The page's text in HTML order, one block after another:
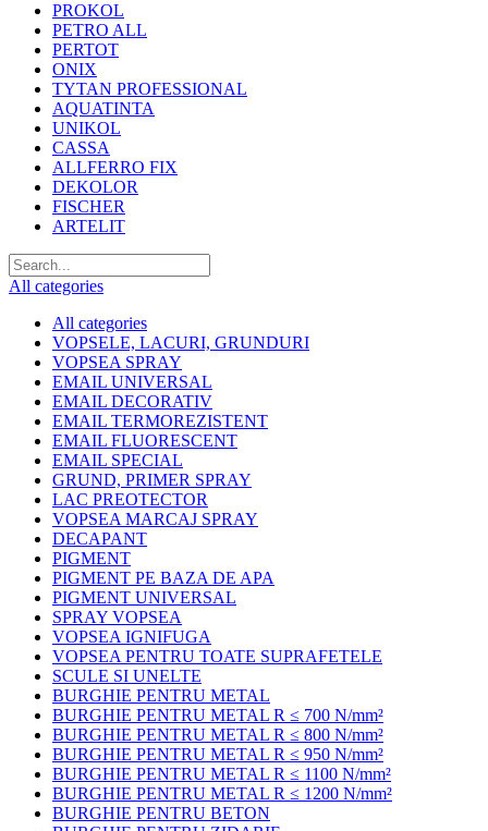
PROKOL
PETRO ALL
PERTOT
ONIX
TYTAN PROFESSIONAL
AQUATINTA
UNIKOL
CASSA
ALLFERRO FIX
DEKOLOR
FISCHER
ARTELIT
All categories
All categories
VOPSELE, LACURI, GRUNDURI
VOPSEA SPRAY
EMAIL UNIVERSAL
EMAIL DECORATIV
EMAIL TERMOREZISTENT
EMAIL FLUORESCENT
EMAIL SPECIAL
GRUND, PRIMER SPRAY
LAC PREOTECTOR
VOPSEA MARCAJ SPRAY
DECAPANT
PIGMENT
PIGMENT PE BAZA DE APA
PIGMENT UNIVERSAL
SPRAY VOPSEA
VOPSEA IGNIFUGA
VOPSEA PENTRU TOATE SUPRAFETELE
SCULE SI UNELTE
BURGHIE PENTRU METAL
BURGHIE PENTRU METAL R ≤ 700 N/mm²
BURGHIE PENTRU METAL R ≤ 800 N/mm²
BURGHIE PENTRU METAL R ≤ 950 N/mm²
BURGHIE PENTRU METAL R ≤ 1100 N/mm²
BURGHIE PENTRU METAL R ≤ 1200 N/mm²
BURGHIE PENTRU BETON